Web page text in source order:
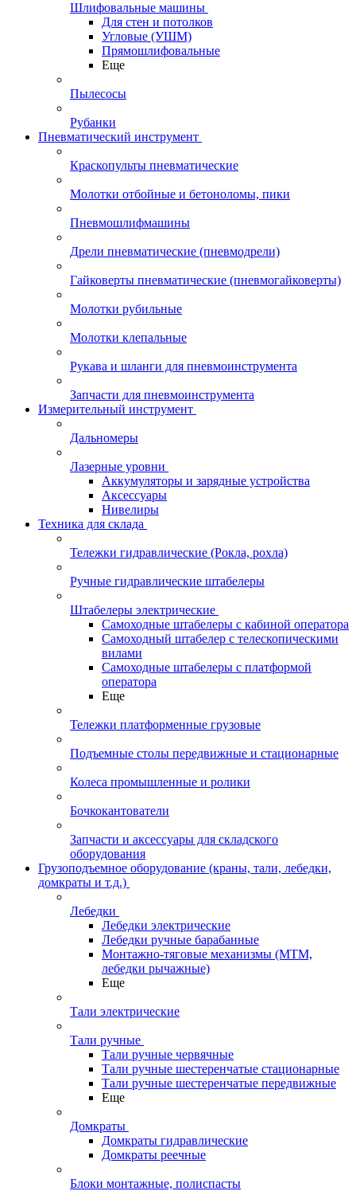
Шлифовальные машины
Для стен и потолков
Угловые (УШМ)
Прямошлифовальные
Еще
Пылесосы
Рубанки
Пневматический инструмент
Краскопульты пневматические
Молотки отбойные и бетоноломы, пики
Пневмошлифмашины
Дрели пневматические (пневмодрели)
Гайковерты пневматические (пневмогайковерты)
Молотки рубильные
Молотки клепальные
Рукава и шланги для пневмоинструмента
Запчасти для пневмоинструмента
Измерительный инструмент
Дальномеры
Лазерные уровни
Аккумуляторы и зарядные устройства
Аксессуары
Нивелиры
Техника для склада
Тележки гидравлические (Рокла, рохла)
Ручные гидравлические штабелеры
Штабелеры электрические
Самоходные штабелеры с кабиной оператора
Самоходный штабелер с телескопическими
вилами
Самоходные штабелеры с платформой
оператора
Еще
Тележки платформенные грузовые
Подъемные столы передвижные и стационарные
Колеса промышленные и ролики
Бочкокантователи
Запчасти и аксессуары для складского
оборудования
Грузоподъемное оборудование (краны, тали, лебедки,
домкраты и т.д.)
Лебедки
Лебедки электрические
Лебедки ручные барабанные
Монтажно-тяговые механизмы (МТМ,
лебедки рычажные)
Еще
Тали электрические
Тали ручные
Тали ручные червячные
Тали ручные шестеренчатые стационарные
Тали ручные шестеренчатые передвижные
Еще
Домкраты
Домкраты гидравлические
Домкраты реечные
Блоки монтажные, полиспасты